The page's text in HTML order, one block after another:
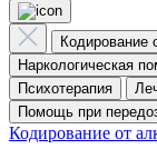
Кодирование
Наркологическая
Психотерапия
Помощь при
Кодирование от